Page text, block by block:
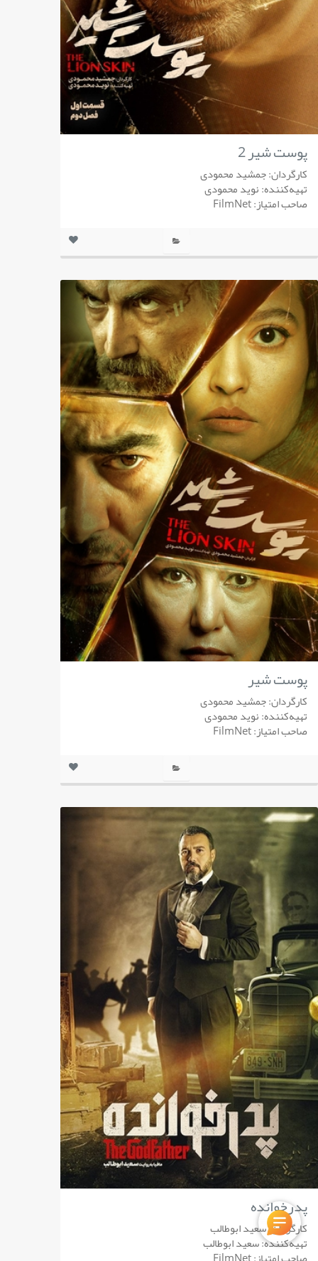
پوست شیر 2
کارگردان: جمشید محمودی
تهیه‌کننده: نوید محمودی
صاحب امتیاز: FilmNet
پوست شیر
کارگردان: جمشید محمودی
تهیه‌کننده: نوید محمودی
صاحب امتیاز: FilmNet
پدرخوانده
کارگردان: سعید ابوطالب
تهیه‌کننده: سعید ابوطالب